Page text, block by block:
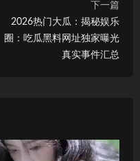
下一篇
2026热门大瓜：揭秘娱乐
圈：吃瓜黑料网址独家曝光
真实事件汇总